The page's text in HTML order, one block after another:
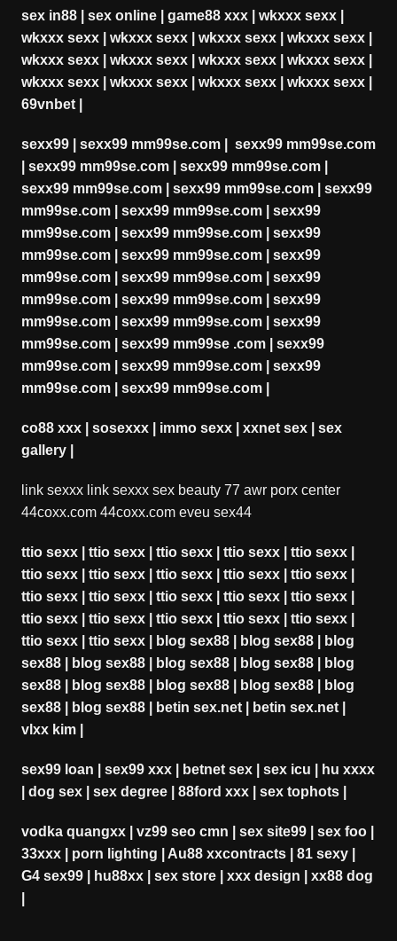
sex in88| sex online| game88 xxx| wkxxx sexx|
wkxxx sexx| wkxxx sexx| wkxxx sexx| wkxxx sexx|
wkxxx sexx| wkxxx sexx| wkxxx sexx| wkxxx sexx|
wkxxx sexx| wkxxx sexx| wkxxx sexx| wkxxx sexx|
69vnbet|
sexx99| sexx99 mm99se.com| sexx99 mm99se.com
sexx99 mm99se.com| sexx99 mm99se.com|
sexx99 mm99se.com| sexx99 mm99se.com| sexx99
mm99se.com| sexx99 mm99se.com| sexx99
mm99se.com| sexx99 mm99se.com| sexx99
mm99se.com| sexx99 mm99se.com| sexx99
mm99se.com| sexx99 mm99se.com| sexx99
mm99se.com| sexx99 mm99se.com| sexx99
mm99se.com| sexx99 mm99se.com| sexx99
mm99se.com| sexx99 mm99se .com| sexx99
mm99se.com| sexx99 mm99se.com| sexx99
mm99se.com| sexx99 mm99se.com|
co88 xxx| sosexxx| immo sexx| xxnet sex| sex
gallery|
link sexxx link sexxx sex beauty77 awr porx center
44coxx.com 44coxx.com eveu sex44
ttio sexx| ttio sexx| ttio sexx| ttio sexx| ttio sexx|
ttio sexx| ttio sexx| ttio sexx| ttio sexx| ttio sexx|
ttio sexx| ttio sexx| ttio sexx| ttio sexx| ttio sexx|
ttio sexx| ttio sexx| ttio sexx| ttio sexx| ttio sexx|
ttio sexx| ttio sexx| blog sex88| blog sex88|
blog
sex88| blog sex88| blog sex88| blog sex88|
blog
sex88| blog sex88| blog sex88| blog sex88|
blog
sex88| blog sex88| betin sex.net| betin sex.net|
vlxx kim|
sex99 loan sex99 xxx| betnet sex| sex icu
hu xxxx
dog sex| sex degree| 88ford xxx| sex tophots|
vodka quangxx| vz99 seo cmn sex site99| sex foo|
33xxx| porn lighting Au88 xxcontracts| 81 sexy|
G4 sex99| hu88xx| sex store| xxx design
xx88 dog